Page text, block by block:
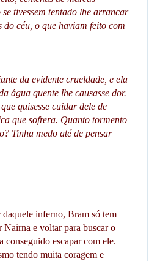
tivessem tentado lhe arrancar
céu, o que haviam feito com
da evidente crueldade, e ela
água quente lhe causasse dor.
quisesse cuidar dele de
que sofrera. Quanto tormento
Tinha medo até de pensar
daquele inferno, Bram só tem
Nairna e voltar para buscar o
escapar com ele.
tendo muita coragem e